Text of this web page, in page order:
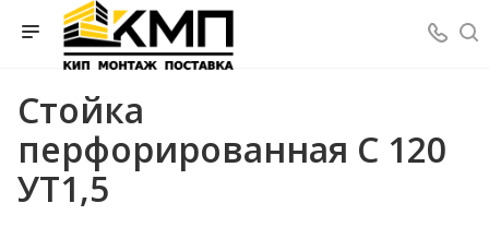
Стойка
перфорированная С 120
УТ1,5